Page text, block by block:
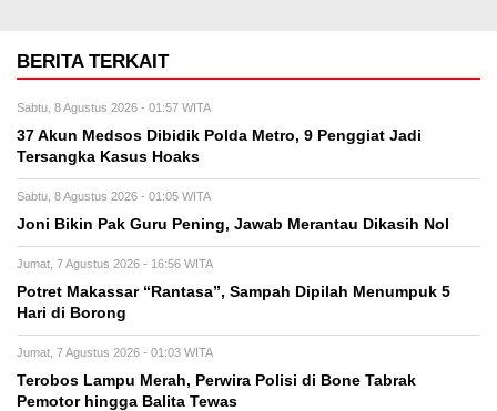
BERITA TERKAIT
Sabtu, 8 Agustus 2026 - 01:57 WITA
37 Akun Medsos Dibidik Polda Metro, 9 Penggiat Jadi
Tersangka Kasus Hoaks
Sabtu, 8 Agustus 2026 - 01:05 WITA
Joni Bikin Pak Guru Pening, Jawab Merantau Dikasih Nol
Jumat, 7 Agustus 2026 - 16:56 WITA
Potret Makassar “Rantasa”, Sampah Dipilah Menumpuk 5
Hari di Borong
Jumat, 7 Agustus 2026 - 01:03 WITA
Terobos Lampu Merah, Perwira Polisi di Bone Tabrak
Pemotor hingga Balita Tewas